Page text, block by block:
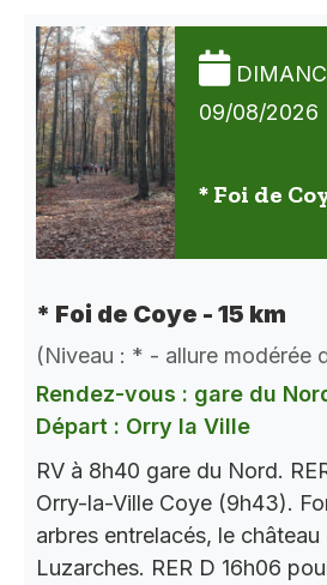
09/08/2026
* Foi de
* Foi de Coye - 15 km
(Niveau : * - allure modérée
Rendez-vous : gare du
Départ : Orry la Ville
RV à 8h40 gare du Nord.
Orry-la-Ville Coye (9h43).
arbres entrelacés, le château
Luzarches. RER D 16h06